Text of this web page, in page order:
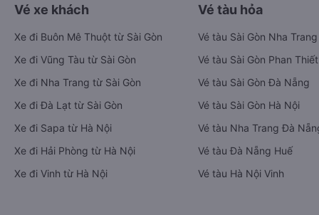
Vé xe khách
Xe đi Buôn Mê Thuột từ Sài Gòn
Xe đi Vũng Tàu từ Sài Gòn
Xe đi Nha Trang từ Sài Gòn
Xe đi Đà Lạt từ Sài Gòn
Xe đi Sapa từ Hà Nội
Xe đi Hải Phòng từ Hà Nội
Xe đi Vinh từ Hà Nội
Vé tàu hỏa
Vé tàu Sài Gòn Nha Trang
Vé tàu Sài Gòn Phan Thiết
Vé tàu Sài Gòn Đà Nẵng
Vé tàu Sài Gòn Hà Nội
Vé tàu Nha Trang Đà
Vé tàu Đà Nẵng Huế
Vé tàu Hà Nội Vinh